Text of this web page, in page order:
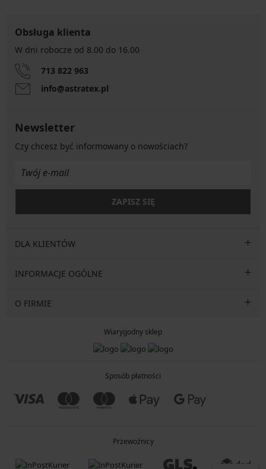
Obsługa klienta
W dni robocze od 8.00 do 16.00
713 822 963
info@astratex.pl
Newsletter
Czy chcesz być informowany o nowościach?
ZAPISZ SIĘ
DLA KLIENTÓW
INFORMACJE OGÓLNE
O FIRMIE
Wiarygodny sklep
Sposób płatności
Przewoźnicy